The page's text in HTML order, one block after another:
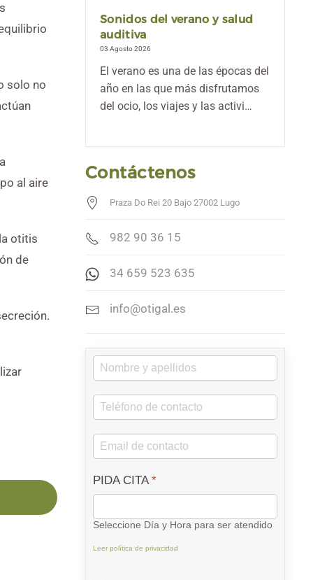
solo no
al aire
otitis
de
Sonidos del verano y salud
auditiva
03 Agosto 2026
El verano es una de las épocas del
año en las que más disfrutamos
del ocio, los viajes y las activi…
Contáctenos
Praza Do Rei 20 Bajo 27002 Lugo
982 90 36 15
34 659 523 635
info@otigal.es
PIDA CITA *
Seleccione Día y Hora para ser atendido
Leer política de privacidad